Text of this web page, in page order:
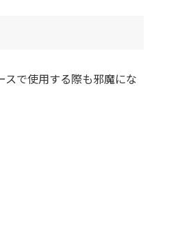
で使用する際も邪魔にな